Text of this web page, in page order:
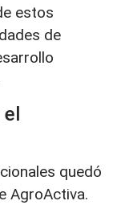
estos
de
quedó
AgroActiva.